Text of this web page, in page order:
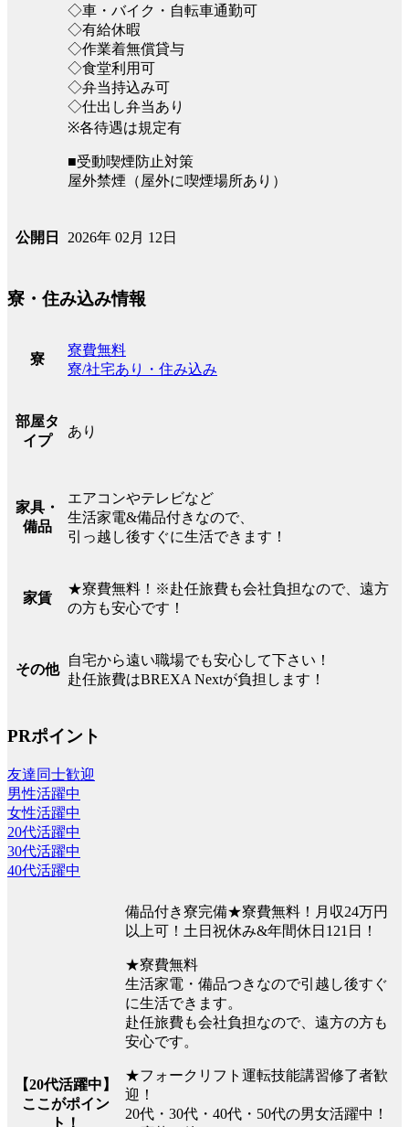
◇車・バイク・自転車通勤可
◇有給休暇
◇作業着無償貸与
◇食堂利用可
◇弁当持込み可
◇仕出し弁当あり
※各待遇は規定有
■受動喫煙防止対策
屋外禁煙（屋外に喫煙場所あり）
公開日 2026年 02月 12日
寮・住み込み情報
寮
寮費無料
寮/社宅あり・住み込み
部屋タ
イプ
あり
家具・
備品
エアコンやテレビなど
生活家電&備品付きなので、
引っ越し後すぐに生活できます！
家賃
★寮費無料！※赴任旅費も会社負担なので、遠方
の方も安心です！
その他
自宅から遠い職場でも安心して下さい！
赴任旅費はBREXA Nextが負担します！
PRポイント
友達同士歓迎
男性活躍中
女性活躍中
20代活躍中
30代活躍中
40代活躍中
【20代活躍中】
ここがポイン
ト！
備品付き寮完備★寮費無料！月収24万円
以上可！土日祝休み&年間休日121日！
★寮費無料
生活家電・備品つきなので引越し後すぐ
に生活できます。
赴任旅費も会社負担なので、遠方の方も
安心です。
★フォークリフト運転技能講習修了者歓
迎！
20代・30代・40代・50代の男女活躍中！